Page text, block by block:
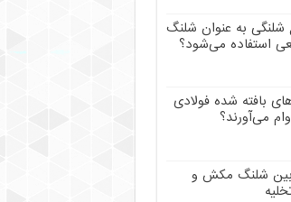
به عنوان شلنگ
استفاده می‌شود؟
بافته شده فولادی
می‌آورند؟
بین شلنگ مکش و